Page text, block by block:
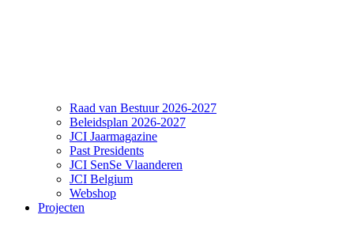
Raad van Bestuur 2026-2027
Beleidsplan 2026-2027
JCI Jaarmagazine
Past Presidents
JCI SenSe Vlaanderen
JCI Belgium
Webshop
Projecten